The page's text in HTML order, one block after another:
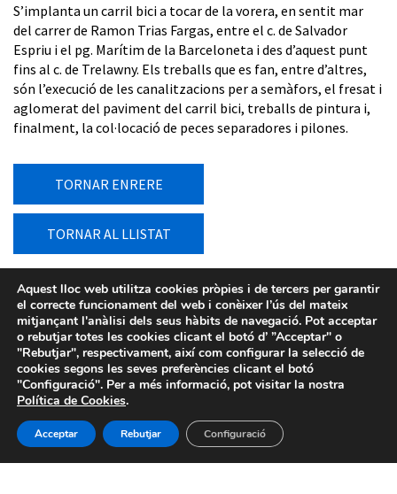
S’implanta un carril bici a tocar de la vorera, en sentit mar
del carrer de Ramon Trias Fargas, entre el c. de Salvador
Espriu i el pg. Marítim de la Barceloneta i des d’aquest punt
fins al c. de Trelawny. Els treballs que es fan, entre d’altres,
són l’execució de les canalitzacions per a semàfors, el fresat i
aglomerat del paviment del carril bici, treballs de pintura i,
finalment, la col·locació de peces separadores i pilones.
TORNAR ENRERE
TORNAR AL LLISTAT
Aquest lloc web utilitza cookies pròpies i de tercers per garantir
el correcte funcionament del web i conèixer l’ús del mateix
mitjançant l'anàlisi dels seus hàbits de navegació. Pot acceptar
o rebutjar totes les cookies clicant el botó d’ ”Acceptar" o
"Rebutjar", respectivament, així com configurar la selecció de
cookies segons les seves preferències clicant el botó
"Configuració". Per a més informació, pot visitar la nostra
Política de Cookies.
Acceptar Rebutjar Configuració